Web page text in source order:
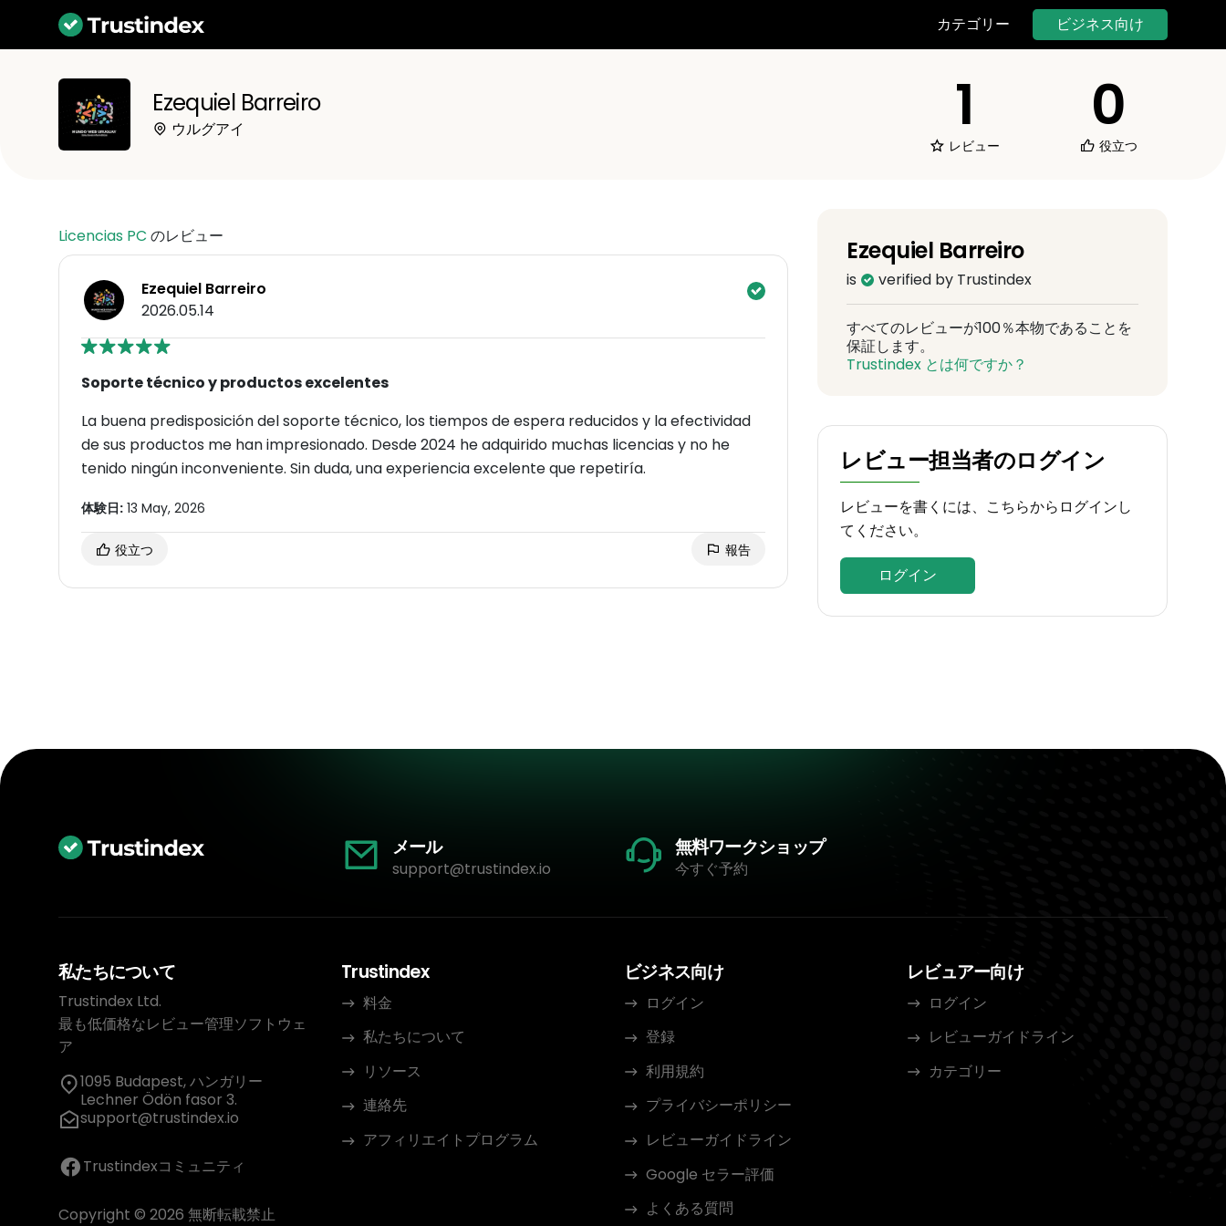
カテゴリー ビジネス向け
Ezequiel Barreiro
ウルグアイ 1
レビュー
0
役立つ
Licencias PC のレビュー
Ezequiel Barreiro
2026.05.14
Soporte técnico y productos excelentes
La buena predisposición del soporte técnico, los tiempos de espera reducidos y la efectividad
de sus productos me han impresionado. Desde 2024 he adquirido muchas licencias y no he
tenido ningún inconveniente. Sin duda, una experiencia excelente que repetiría.
体験日: 13 May, 2026
役立つ 報告
Ezequiel Barreiro
is verified by Trustindex
すべてのレビューが100％本物であることを
保証します。
Trustindex とは何ですか？
レビュー担当者のログイン
レビューを書くには、こちらからログインし
てください。
ログイン
メール
support@trustindex.io
無料ワークショップ
今すぐ予約
私たちについて
Trustindex Ltd.
最も低価格なレビュー管理ソフトウェ
ア
1095 Budapest, ハンガリー
Lechner Ödön fasor 3.
support@trustindex.io
Trustindexコミュニティ
Copyright © 2026 無断転載禁止
Trustindex
料金
私たちについて
リソース
連絡先
アフィリエイトプログラム
ビジネス向け
ログイン
登録
利用規約
プライバシーポリシー
レビューガイドライン
Google セラー評価
よくある質問
レビュアー向け
ログイン
レビューガイドライン
カテゴリー